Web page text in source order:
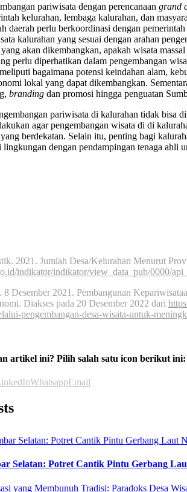
pariwisata dengan perencanaan grand
kelurahan, lembaga kalurahan, dan
daerah perlu berkoordinasi dengan
kalurahan yang sesuai dengan arahan
akan dikembangkan, apakah wisata
perlu diperhatikan dalam pengembangan
bagaimana potensi keindahan alam,
lokal yang dapat dikembangkan.
branding dan promosi hingga penguatan
pariwisata di kalurahan tidak bisa
agar pengembangan wisata di di
berdekatan. Selain itu, penting bagi
lingkungan dengan pendampingan tenaga ahli
2021. Jumlah Desa/Kelurahan Menurut
indikator/indikator/view_data_pub/0000/
Desember 2021. Pembangunan
Diakses pada 20 Desember 2022 dari
pengembangan-desa-wisata-untuk-
artikel ini? Pilih salah satu icon berikut ini:
WhatsappEmail
Selatan: Potret Cantik Pintu Gerbang